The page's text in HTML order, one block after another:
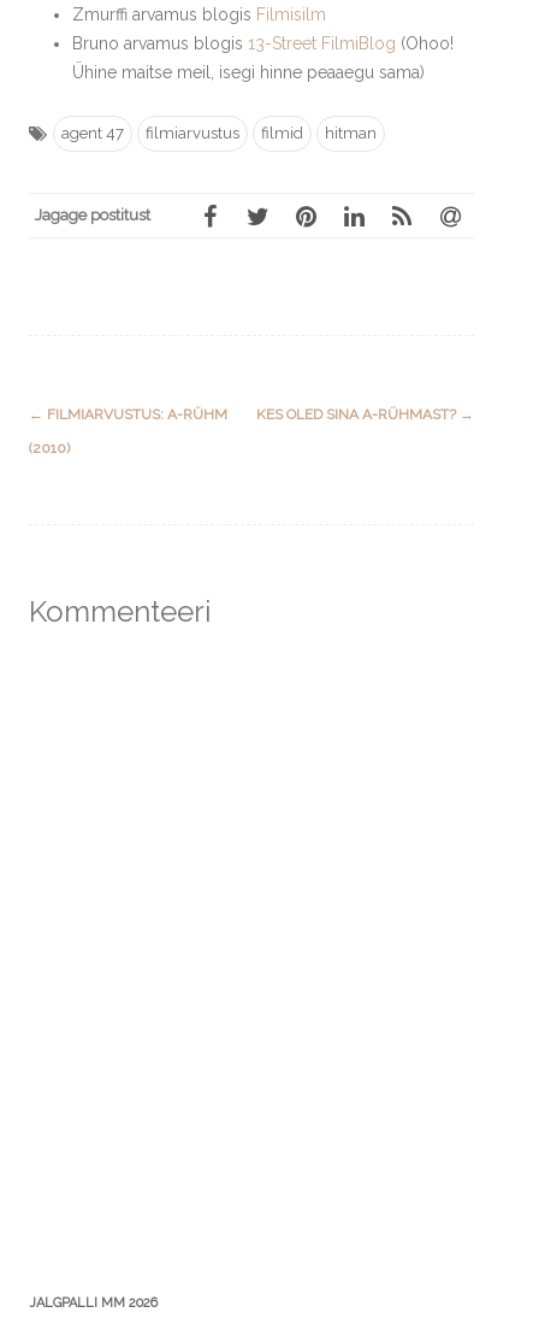
Zmurffi arvamus blogis Filmisilm
Bruno arvamus blogis 13-Street FilmiBlog (Ohoo!
Ühine maitse meil, isegi hinne peaaegu sama)
agent 47 filmiarvustus filmid hitman
Jagage postitust
Post
navigation
← FILMIARVUSTUS: A-RÜHM
(2010)
KES OLED SINA A-RÜHMAST? →
Kommenteeri
JALGPALLI MM 2026